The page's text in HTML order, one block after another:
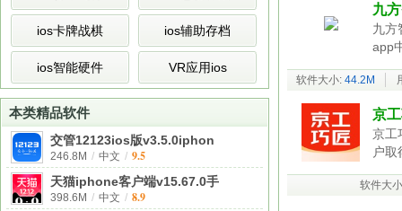
ios卡牌战棋 ios辅助存档
ios智能硬件 VR应用ios
本类精品软件
交管12123ios版v3.5.0iphon
246.8M / 中文 / 9.5
天猫iphone客户端v15.67.0手
398.6M / 中文 / 8.9
九
九方
app
软件大小: 44.2M
京
京工
户
软件大